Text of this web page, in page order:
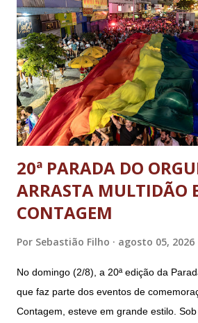
presidente da República Jair Bolsonaro;
Sérgio Nogueira, ex-ministro da Defesa;
reserva Walter Braga Netto, ex-ministro
Defesa. A acusação envolveu os crimes
abolição violenta do Estado
E...
20ª PARADA DO
ARRASTA MULTIDÃO
CONTAGEM
Por Sebastião Filho agosto 05, 2026
No domingo (2/8), a 20ª edição da
que faz parte dos eventos de
Contagem, esteve em grande estilo.